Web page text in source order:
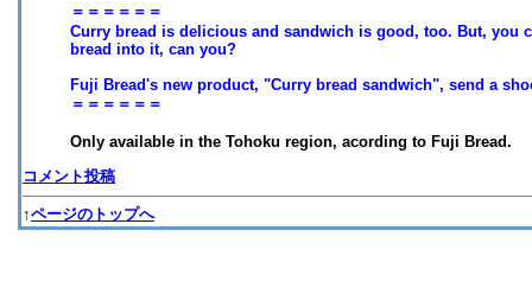
＝＝＝＝＝＝
Curry bread is delicious and sandwich is good, too. But, you
bread into it, can you?
Fuji Bread's new product, "Curry bread sandwich", send a
＝＝＝＝＝＝
Only available in the Tohoku region, acording to Fuji Bread.
コメント投稿
↑ページのトップへ